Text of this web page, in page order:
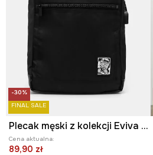
-30%
FINAL SALE
Plecak męski z kolekcji Eviva L'arte kolor czarny
Cena aktualna:
89,90 zł